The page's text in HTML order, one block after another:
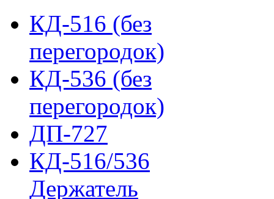
КД-516 (без
перегородок)
КД-536 (без
перегородок)
ДП-727
КД-516/536
Держатель